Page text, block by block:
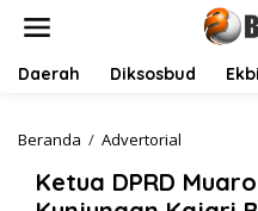
Daerah Diksosbud
Beranda / Advertorial
t
u
Ketua DPRD